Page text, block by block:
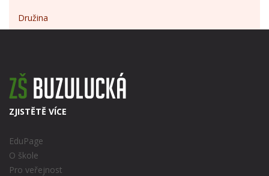
Družina
ZJISTĚTĚ VÍCE
EduPage
O škole
Pro veřejnost